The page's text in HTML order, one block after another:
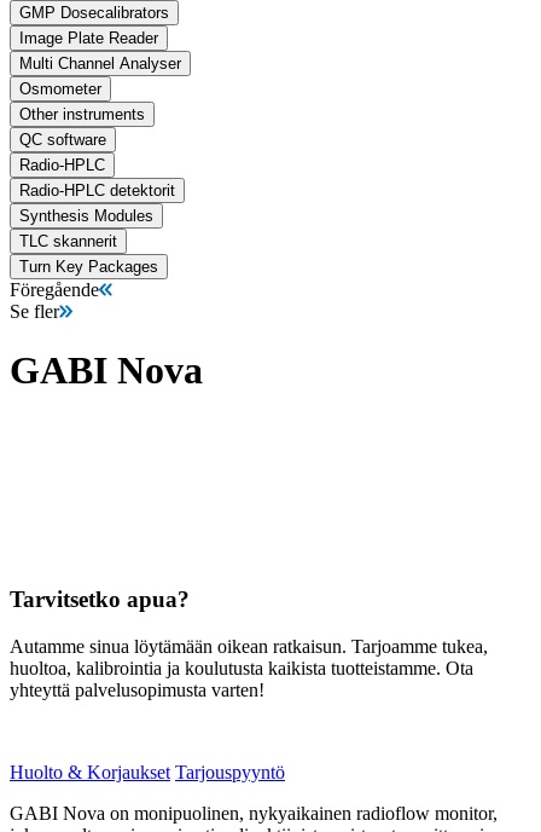
GMP Dosecalibrators
Image Plate Reader
Multi Channel Analyser
Osmometer
Other instruments
QC software
Radio-HPLC
Radio-HPLC detektorit
Synthesis Modules
TLC skannerit
Turn Key Packages
Föregående
Se fler
GABI Nova
Tarvitsetko apua?
Autamme sinua löytämään oikean ratkaisun. Tarjoamme tukea,
huoltoa, kalibrointia ja koulutusta kaikista tuotteistamme. Ota
yhteyttä palvelusopimusta varten!
Huolto & Korjaukset Tarjouspyyntö
GABI Nova on monipuolinen, nykyaikainen radioflow monitor,